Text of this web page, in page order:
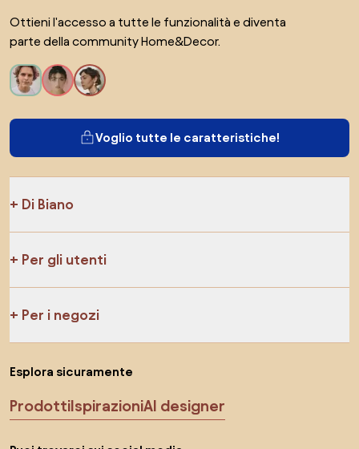
Ottieni l'accesso a tutte le funzionalità e diventa
parte della community Home&Decor.
Voglio tutte le caratteristiche!
Di Biano
Per gli utenti
Per i negozi
Esplora sicuramente
ProdottiIspirazioniAI designer